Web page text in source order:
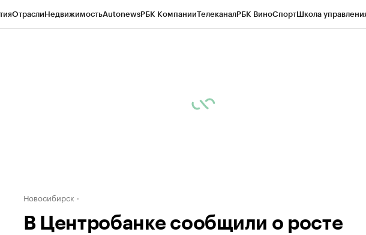
ОтраслиНедвижимостьAutonewsРБК КомпанииТелеканалРБК ВиноСпортШкола
Новосибирск
В Центробанке сообщили о росте